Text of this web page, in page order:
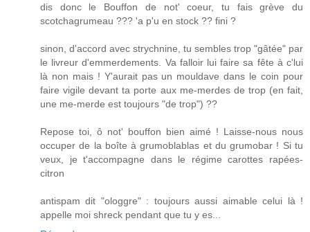
dis donc le Bouffon de not' coeur, tu fais grève du
scotchagrumeau ??? 'a p'u en stock ?? fini ?
sinon, d'accord avec strychnine, tu sembles trop "gâtée" par
le livreur d'emmerdements. Va falloir lui faire sa fête à c'lui
là non mais ! Y'aurait pas un mouldave dans le coin pour
faire vigile devant ta porte aux me-merdes de trop (en fait,
une me-merde est toujours "de trop") ??
Repose toi, ô not' bouffon bien aimé ! Laisse-nous nous
occuper de la boîte à grumoblablas et du grumobar ! Si tu
veux, je t'accompagne dans le régime carottes rapées-
citron
antispam dit "ologgre" : toujours aussi aimable celui là !
appelle moi shreck pendant que tu y es...